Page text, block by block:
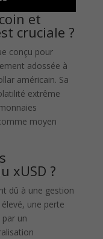
et
cruciale ?
conçu pour
adossée à
américain. Sa
extrême
moyen
xUSD ?
dû à une gestion
une perte
un